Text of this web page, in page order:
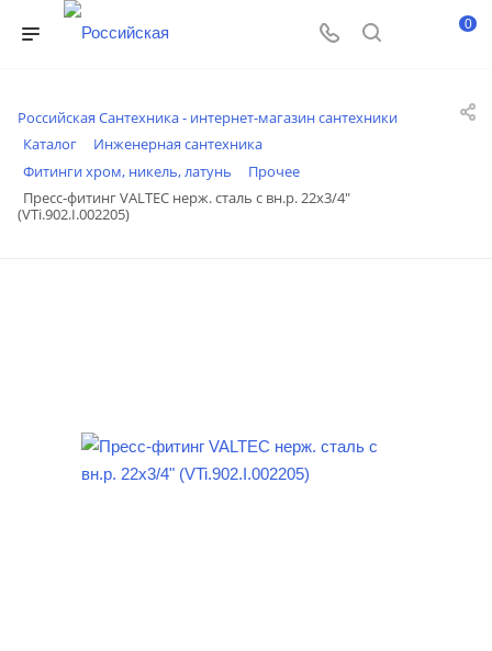
0
Российская Сантехника - интернет-магазин сантехники
Каталог
Инженерная сантехника
Фитинги хром, никель, латунь
Прочее
Пресс-фитинг VALTEC нерж. сталь с вн.р. 22х3/4"
(VTi.902.I.002205)